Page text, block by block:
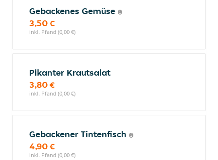
Gebackenes Gemüse
3,50 €
inkl. Pfand (0,00 €)
Pikanter Krautsalat
3,80 €
inkl. Pfand (0,00 €)
Gebackener Tintenfisch
4,90 €
inkl. Pfand (0,00 €)